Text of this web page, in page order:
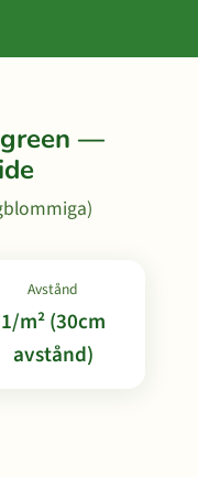
—
Avstånd
1/m² (30cm
avstånd)